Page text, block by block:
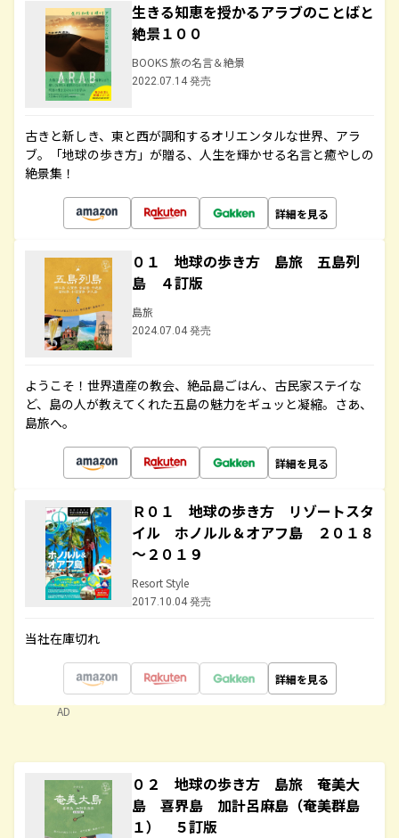
生きる知恵を授かるアラブのことばと
絶景１００
BOOKS 旅の名言＆絶景
2022.07.14 発売
古きと新しき、東と西が調和するオリエンタルな世界、アラ
ブ。「地球の歩き方」が贈る、人生を輝かせる名言と癒やしの
絶景集！
詳細を見る
０１ 地球の歩き方 島旅 五島列
島 ４訂版
島旅
2024.07.04 発売
ようこそ！世界遺産の教会、絶品島ごはん、古民家ステイな
ど、島の人が教えてくれた五島の魅力をギュッと凝縮。さあ、
島旅へ。
詳細を見る
Ｒ０１ 地球の歩き方 リゾートスタ
イル ホノルル＆オアフ島 ２０１８
～２０１９
Resort Style
2017.10.04 発売
当社在庫切れ
詳細を見る
AD
０２ 地球の歩き方 島旅 奄美大
島 喜界島 加計呂麻島（奄美群島
１） ５訂版